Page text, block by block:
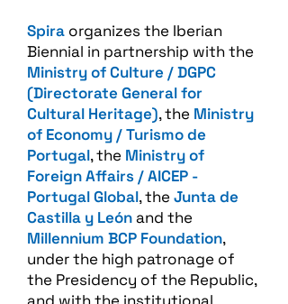
Spira organizes the Iberian
Biennial in partnership with the
Ministry of Culture / DGPC
(Directorate General for
Cultural Heritage), the Ministry
of Economy / Turismo de
Portugal, the Ministry of
Foreign Affairs / AICEP -
Portugal Global, theJunta de
Castilla y Leónand the
Millennium BCP Foundation,
under the high patronage of
the Presidency of the Republic,